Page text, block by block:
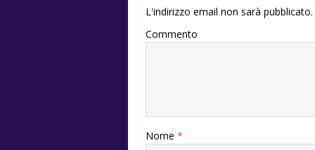
L'indirizzo email non sarà pubblicato.
Commento
Nome *